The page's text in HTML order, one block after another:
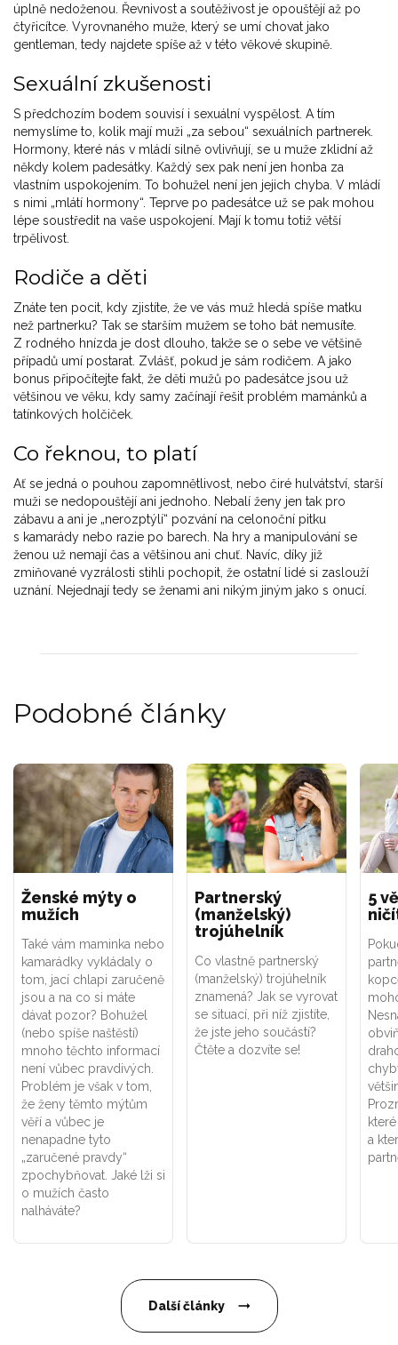
úplně nedoženou. Řevnivost a soutěživost je opouštějí až po
čtyřicítce. Vyrovnaného muže, který se umí chovat jako
gentleman, tedy najdete spíše až v této věkové skupině.
Sexuální zkušenosti
S předchozím bodem souvisí i sexuální vyspělost. A tím
nemyslíme to, kolik mají muži „za sebou“ sexuálních partnerek.
Hormony, které nás v mládí silně ovlivňují, se u muže zklidní až
někdy kolem padesátky. Každý sex pak není jen honba za
vlastním uspokojením. To bohužel není jen jejich chyba. V mládí
s nimi „mlátí hormony“. Teprve po padesátce už se pak mohou
lépe soustředit na vaše uspokojení. Mají k tomu totiž větší
trpělivost.
Rodiče a děti
Znáte ten pocit, kdy zjistíte, že ve vás muž hledá spíše matku
než partnerku? Tak se starším mužem se toho bát nemusíte.
Z rodného hnízda je dost dlouho, takže se o sebe ve většině
případů umí postarat. Zvlášť, pokud je sám rodičem. A jako
bonus připočítejte fakt, že děti mužů po padesátce jsou už
většinou ve věku, kdy samy začínají řešit problém mamánků a
tatínkových holčiček.
Co řeknou, to platí
Ať se jedná o pouhou zapomnětlivost, nebo čiré hulvátství, starší
muži se nedopouštějí ani jednoho. Nebalí ženy jen tak pro
zábavu a ani je „nerozptýlí“ pozvání na celonoční pitku
s kamarády nebo razie po barech. Na hry a manipulování se
ženou už nemají čas a většinou ani chuť. Navíc, díky již
zmiňované vyzrálosti stihli pochopit, že ostatní lidé si zaslouží
uznání. Nejednají tedy se ženami ani nikým jiným jako s onucí.
Podobné články
Ženské mýty o
mužích
Také vám maminka nebo
kamarádky vykládaly o
tom, jací chlapi zaručeně
jsou a na co si máte
dávat pozor? Bohužel
(nebo spíše naštěstí)
mnoho těchto informací
není vůbec pravdivých.
Problém je však v tom,
že ženy těmto mýtům
věří a vůbec je
nenapadne tyto
„zaručené pravdy“
zpochybňovat. Jaké lži si
o mužích často
nalháváte?
Partnerský
(manželský)
trojúhelník
Co vlastně partnerský
(manželský) trojúhelník
znamená? Jak se vyrovat
se situací, při níž zjistíte,
že jste jeho součástí?
Čtěte a dozvíte se!
5
a
Další články